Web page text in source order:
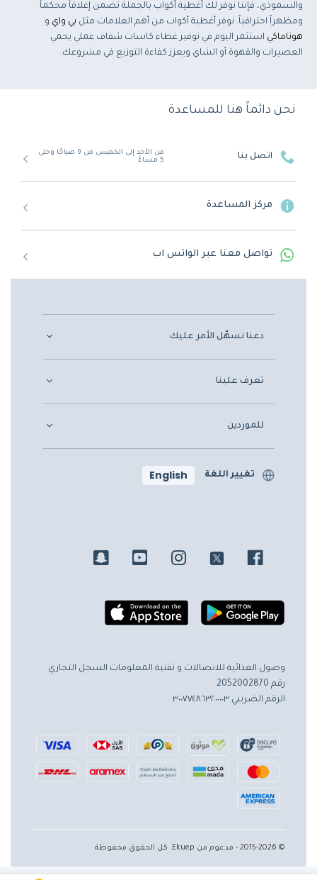
والسموذي، فإننا نوفر لك أغطية أكواب بالجملة تضمن إغلاقاً محكماً
ومظهراً احترافياً. نوفر أغطية أكواب من أهم العلامات مثل بي واي و
هوتاماكي استثمر اليوم في توفير غطاء كاسات شفاف عملي يحمي
العصيرات والقهوة أو الشاي ويعزز كفاءة التوزيع في مشروعك.
نحن دائماً هنا للمساعدة
اتصل بنا
من الأحد إلى الخميس من 9 صباحًا وحتى
5 مساءً
مركز المساعدة
تواصل معنا عبر الواتس اب
دعنا نسهّل الأمر عليك
تعرف علينا
للموردين
تغيير اللغة English
وصول الغذائية للاتصالات و تقنية المعلومات السجل التجاري
رقم 2052002870
الرقم الضريبي ٣٠٠٧٧٤٨٦٣٢٠٠٠٠٣
© 2015-2026 - مدعوم من Ekuep. كل الحقوق محفوظة